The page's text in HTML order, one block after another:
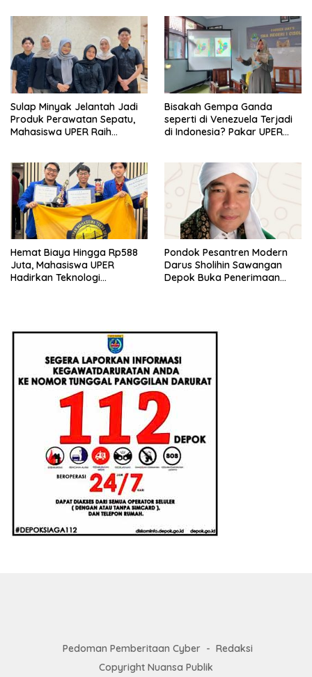
Sulap Minyak Jelantah Jadi
Produk Perawatan Sepatu,
Mahasiswa UPER Raih
Bisakah Gempa Ganda
seperti di Venezuela Terjadi
di Indonesia? Pakar UPER
Hemat Biaya Hingga Rp588
Juta, Mahasiswa UPER
Hadirkan Teknologi
Pondok Pesantren Modern
Darus Sholihin Sawangan
Depok Buka Penerimaan
Pedoman Pemberitaan Cyber
Redaksi
Copyright Nuansa Publik